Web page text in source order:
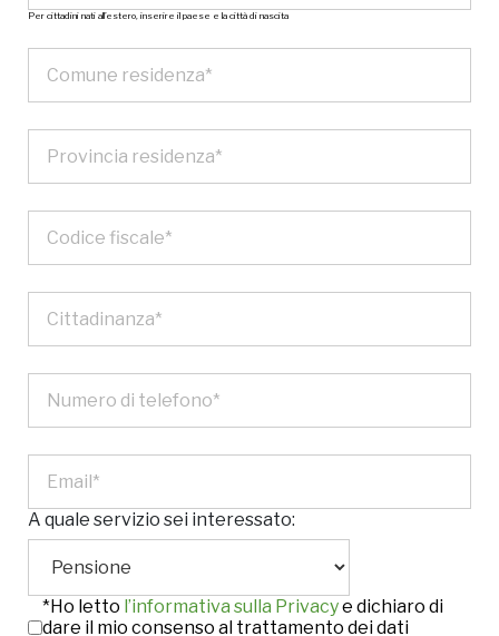
Per cittadini nati all’estero, inserire il paese e la città di nascita
A quale servizio sei interessato:
*Ho letto l’informativa sulla Privacye dichiaro di
dare il mio consenso al trattamento dei dati